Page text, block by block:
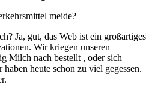
meide?
Ja, gut, das Web ist ein großartiges
Wir kriegen unseren
Milch nach bestellt , oder sich
heute schon zu viel gegessen.